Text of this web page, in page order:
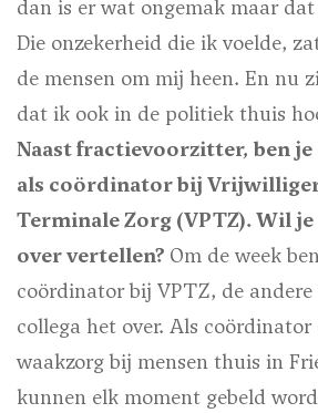
dan is er wat ongemak maar
Die onzekerheid die ik voelde,
de mensen om mij heen. En nu
dat ik ook in de politiek thuis
Naast fractievoorzitter, ben
als coördinator bij
Terminale Zorg (VPTZ). Wil
over vertellen? Om de week
coördinator bij VPTZ, de
collega het over. Als
waakzorg bij mensen thuis in
kunnen elk moment gebeld